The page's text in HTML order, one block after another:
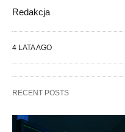
Redakcja
4 LATA AGO
RECENT POSTS